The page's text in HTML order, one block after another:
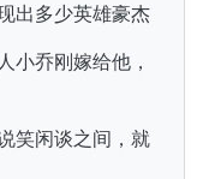
出多少英雄豪杰
小乔刚嫁给他，
笑闲谈之间，就